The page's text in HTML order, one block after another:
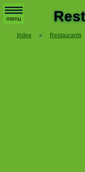
menu
Index » Restaurants